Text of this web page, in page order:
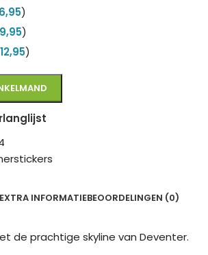
6,95)
9,95)
12,95)
EXTRA INFORMATIEBEOORDELINGEN (0)
de prachtige skyline van Deventer.